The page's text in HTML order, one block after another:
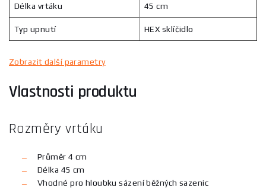
Délka vrtáku 45 cm
Typ upnutí HEX sklíčidlo
Zobrazit další parametry
Vlastnosti produktu
Rozměry vrtáku
Průměr 4 cm
Délka 45 cm
Vhodné pro hloubku sázení běžných sazenic